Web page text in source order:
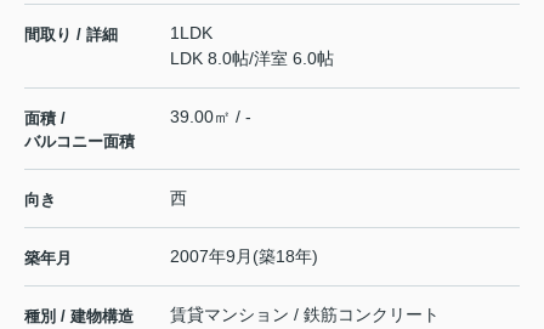
間取り / 詳細
1LDK
LDK 8.0帖/洋室 6.0帖
面積 /
バルコニー面積
39.00㎡ / -
向き 西
築年月 2007年9月(築18年)
種別 / 建物構造 賃貸マンション / 鉄筋コンクリート